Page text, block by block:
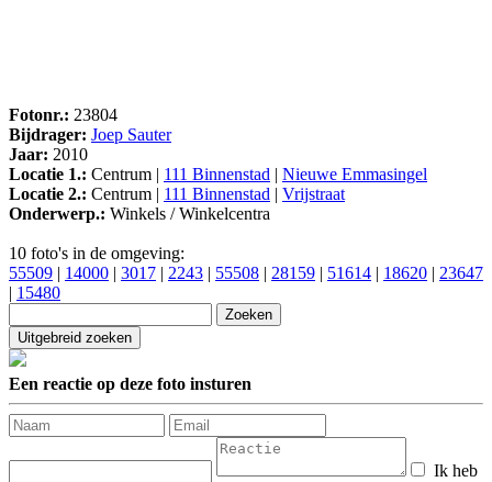
Fotonr.: 23804
Bijdrager: Joep Sauter
Jaar: 2010
Locatie 1.: Centrum | 111 Binnenstad | Nieuwe Emmasingel
Locatie 2.: Centrum | 111 Binnenstad | Vrijstraat
Onderwerp.: Winkels / Winkelcentra
10 foto's in de omgeving:
55509 | 14000 | 3017 | 2243 | 55508 | 28159 | 51614 | 18620 | 23647
| 15480
Een reactie op deze foto insturen
Ik heb